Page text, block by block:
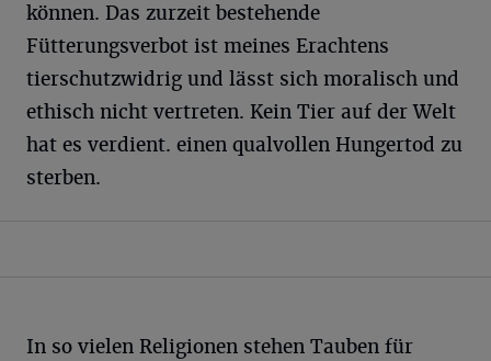
können. Das zurzeit bestehende
Fütterungsverbot ist meines Erachtens
tierschutzwidrig und lässt sich moralisch und
ethisch nicht vertreten. Kein Tier auf der Welt
hat es verdient. einen qualvollen Hungertod zu
sterben.
In so vielen Religionen stehen Tauben für